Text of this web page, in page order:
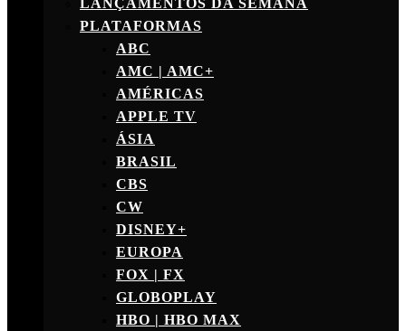
LANÇAMENTOS DA SEMANA
PLATAFORMAS
ABC
AMC | AMC+
AMÉRICAS
APPLE TV
ÁSIA
BRASIL
CBS
CW
DISNEY+
EUROPA
FOX | FX
GLOBOPLAY
HBO | HBO MAX